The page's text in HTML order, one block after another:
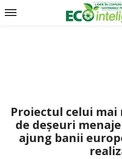
Proiectul celui
de deșeuri
ajung banii